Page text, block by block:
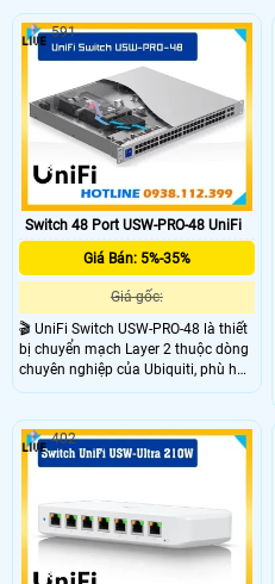
Switch 48 Port USW-PRO-48 UniFi
Giá Bán: 5%-35%
Giá gốc:
🎬 UniFi Switch USW-PRO-48 là thiết
bị chuyển mạch Layer 2 thuộc dòng
chuyên nghiệp của Ubiquiti, phù hợp
cho các hệ thống mạng doanh
thiết kế chắc chắn, hỗ trợ quản lý
qua UniFi Controller, giúp giám sát
và cấu hình linh hoạt, trực quan.
591
402